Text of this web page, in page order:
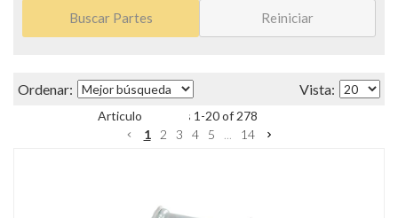
Buscar Partes Reiniciar
Items 1 -20of 278
1
2 3 4 5 14